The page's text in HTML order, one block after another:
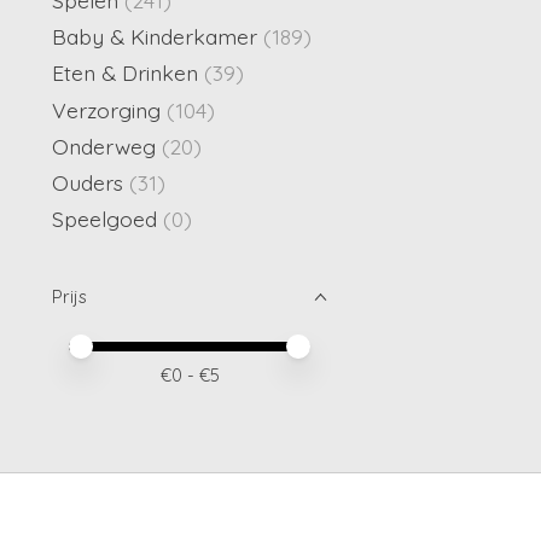
Baby & Kinderkamer (189)
Eten & Drinken (39)
Verzorging (104)
Onderweg (20)
Ouders (31)
Speelgoed (0)
Prijs
Minimale prijswaarde
Price maximum value
€0 - €5